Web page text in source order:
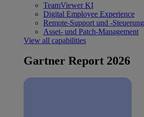
TeamViewer KI
Digital Employee Experience
Remote-Support und -Steuerung
Asset- und Patch-Management
View all capabilities
Gartner Report 2026